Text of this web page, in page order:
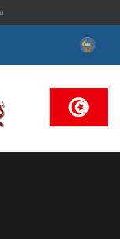
البحث...